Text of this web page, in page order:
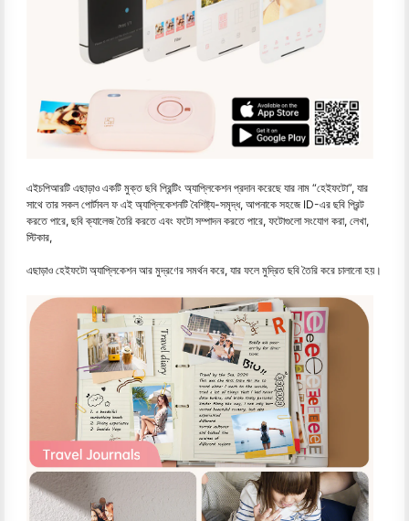
এইচপিআরটি এছাড়াও একটি মুক্ত ছবি প্রিন্টিং অ্যাপ্লিকেশন প্রদান করেছে যার নাম “হেইফটো”, যার
সাথে তার সকল পোর্টাবল ফ এই অ্যাপ্লিকেশনটি বৈশিষ্ট্য-সমৃদ্ধ, আপনাকে সহজে ID-এর ছবি প্রিন্ট
করতে পারে, ছবি ক্যালেজ তৈরি করতে এবং ফটো সম্পাদন করতে পারে, ফটোগুলো সংযোগ করা, লেখা,
স্টিকার,
এছাড়াও হেইফটো অ্যাপ্লিকেশন আর মুদ্রণের সমর্থন করে, যার ফলে মুদ্রিত ছবি তৈরি করে চালানো হয়।